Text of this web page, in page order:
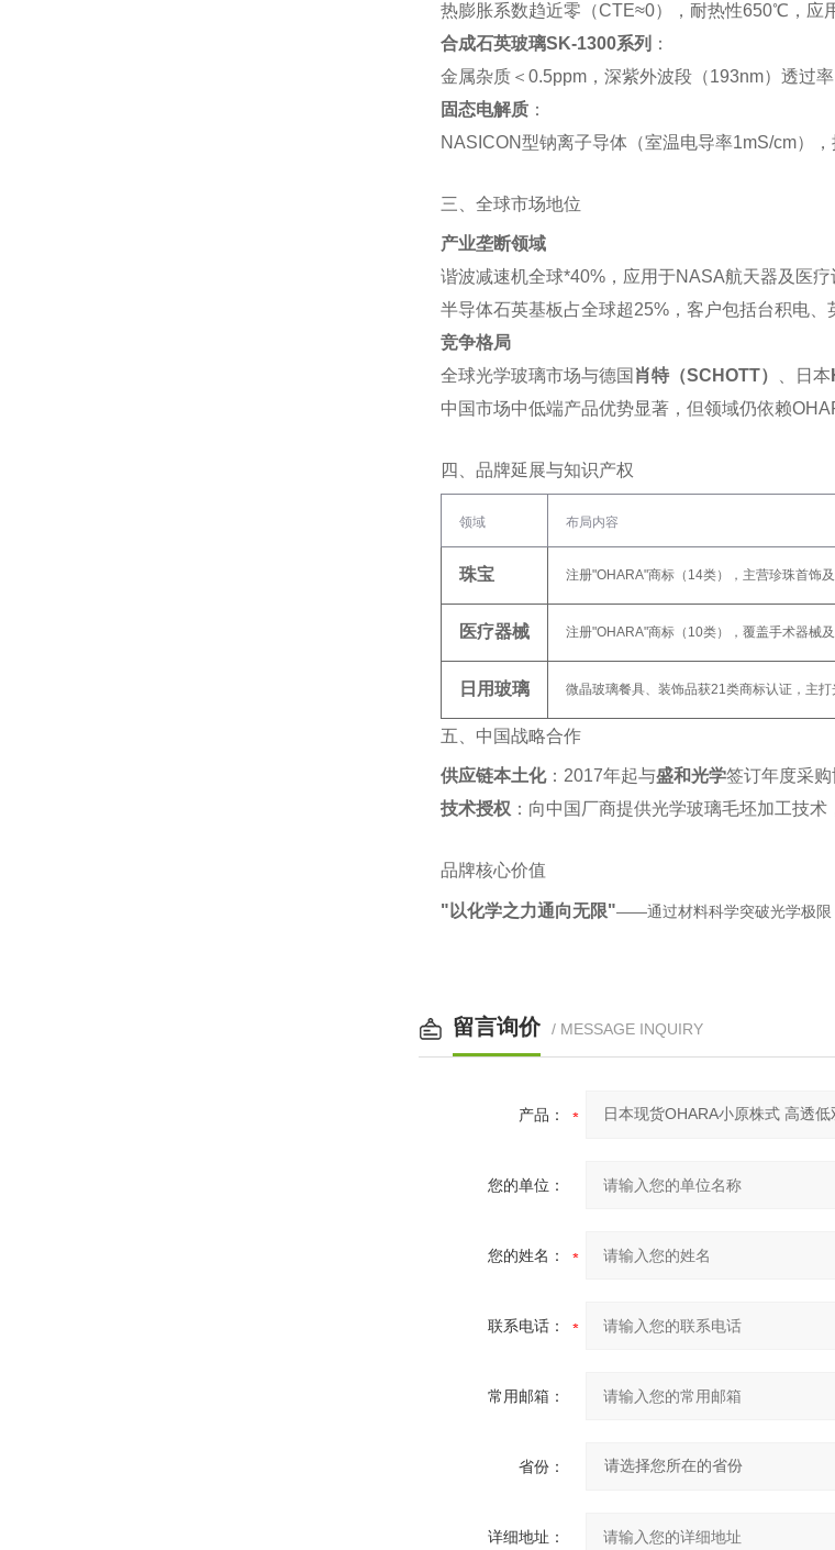
热膨胀系数趋近零（CTE≈0），耐热性650℃，应
合成石英玻璃SK-1300系列 ‌：
金属杂质＜0.5ppm，深紫外波段（193nm）透过
固态电解质 ‌：
NASICON型钠离子导体（室温电导率1mS/cm）
三、全球市场地位
产业垄断领域
谐波减速机全球*40%，应用于NASA航天器及医疗
半导体石英基板占全球超25%，客户包括台积电、
竞争格局
全球光学玻璃市场与德国‌ 肖特（SCHOTT） ‌、日本‌
中国市场中低端产品优势显著，但领域仍依赖
四、品牌延展与知识产权
领域 布局内容
珠宝 注册"OHARA"商标（14类），主营珍珠首饰
医疗器械 注册"OHARA"商标（10类），覆盖手术器械
日用玻璃 微晶玻璃餐具、装饰品获21类商标认证，主打
五、中国战略合作
供应链本土化‌：2017年起与‌盛和光学签订年度采
技术授权 ：向中国厂商提供光学玻璃毛坯加工技术
品牌核心价值
"以化学之力通向无限"‌——通过材料科学突破光学极限
留言询价 / MESSAGE INQUIRY
产品：
您的单位：
您的姓名：
联系电话：
常用邮箱：
省份：
详细地址：